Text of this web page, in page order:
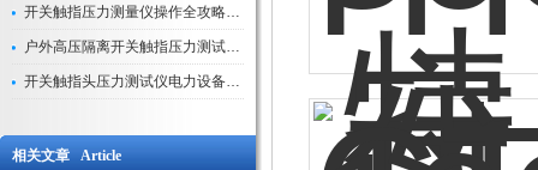
开关触指压力测量仪操作全攻略：从准备到精准测量的实战指南
户外高压隔离开关触指压力测试仪的作用与价值
开关触指头压力测试仪电力设备安全的“隐形守护者”
相关文章 Article